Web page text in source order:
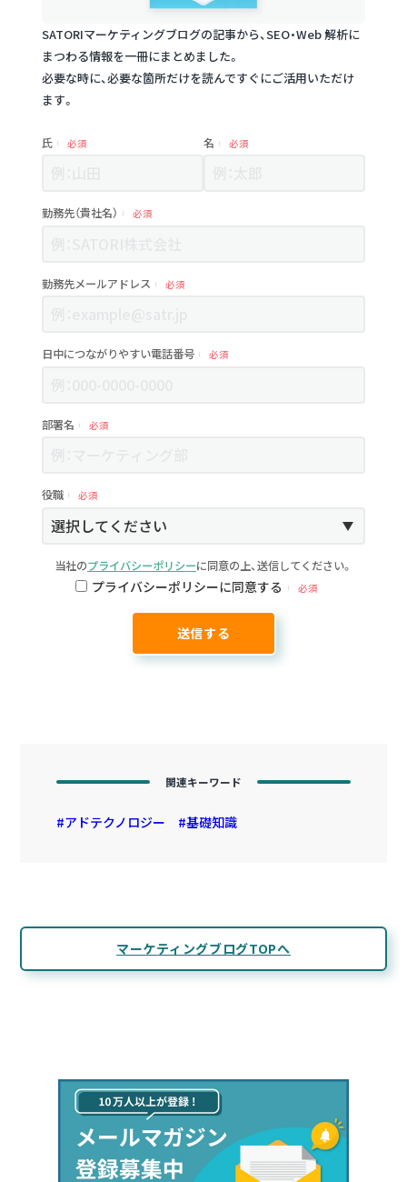
SATORIマーケティングブログの記事から、SEO・Web 解析に
まつわる情報を一冊にまとめました。
必要な時に、必要な箇所だけを読んですぐにご活用いただけ
ます。
氏 必須 名 必須
勤務先（貴社名） 必須
勤務先メールアドレス 必須
日中につながりやすい電話番号 必須
部署名 必須
役職 必須
当社のプライバシーポリシーに同意の上、送信してください。
プライバシーポリシーに同意する 必須
関連キーワード
アドテクノロジー 基礎知識
マーケティングブログTOPへ